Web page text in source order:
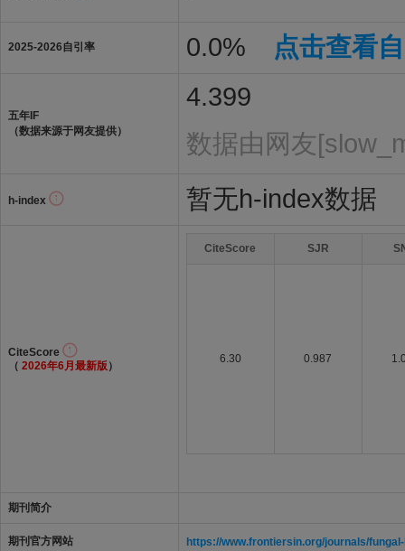
2025-2026自引率 0.0% 点击查看
五年IF
（数据来源于网友提供）
4.399
数据由网友
h-index 暂无h-index数据
CiteScore
（ 2026年6月最新版 ）
CiteScore SJR
6.30 0.987
期刊简介
期刊官方网站 https://www.frontiersin.org/journals/